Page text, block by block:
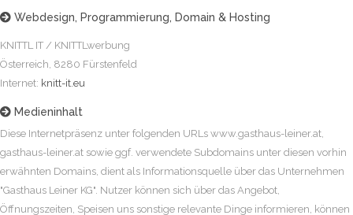
 Webdesign, Programmierung, Domain & Hosting
KNITTL IT / KNITTLwerbung
Österreich, 8280 Fürstenfeld
Internet: knitt-it.eu
 Medieninhalt
Diese Internetpräsenz unter folgenden URLs www.gasthaus-leiner.at,
gasthaus-leiner.at sowie ggf. verwendete Subdomains unter diesen vorhin
erwähnten Domains, dient als Informationsquelle über das Unternehmen
"Gasthaus Leiner KG". Nutzer können sich über das Angebot,
Öffnungszeiten, Speisen uns sonstige relevante Dinge informieren, können